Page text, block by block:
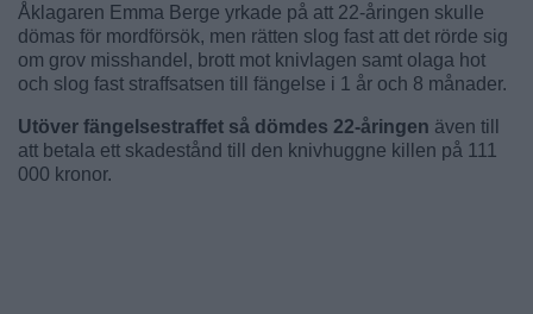
Åklagaren Emma Berge yrkade på att 22-åringen skulle
dömas för mordförsök, men rätten slog fast att det rörde sig
om grov misshandel, brott mot knivlagen samt olaga hot
och slog fast straffsatsen till fängelse i 1 år och 8 månader.
Utöver fängelsestraffet så dömdes 22-åringen även till
att betala ett skadestånd till den knivhuggne killen på 111
000 kronor.